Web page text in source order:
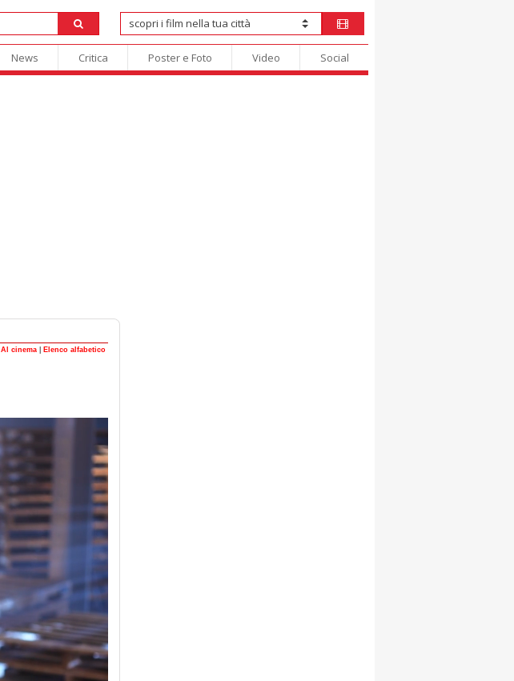
News Critica Poster e Foto Video Social
Al cinema Elenco alfabetico